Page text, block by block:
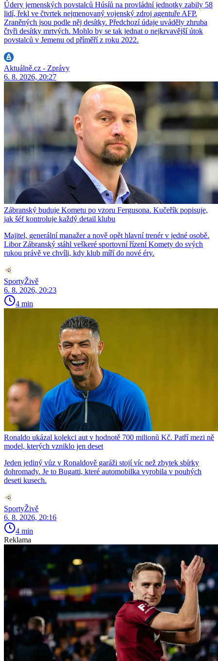
Údery jemenských povstalců Húsíů na provládní jednotky zabily 58
lidí, řekl ve čtvrtek nejmenovaný vojenský zdroj agentuře AFP.
Zraněných jsou podle něj desítky. Předchozí údaje uváděly zhruba
čtyři desítky mrtvých. Mohlo by se tak jednat o nejkrvavější útok
povstalců v Jemenu od příměří z roku 2022.
Aktuálně.cz - Zprávy
6. 8. 2026, 20:27
Zábranský buduje Kometu po vzoru Fergusona. Kučeřík popisuje,
jak šéf kontroluje každý detail klubu
Majitel, generální manažer a nově opět hlavní trenér v jedné osobě.
Libor Zábranský stáhl veškeré sportovní řízení Komety do svých
rukou právě ve chvíli, kdy klub míří do nové éry.
SportyŽivě
6. 8. 2026, 20:23
4 min
Ronaldo ukázal kolekci aut v hodnotě 700 milionů Kč. Patří mezi ně
model, kterých vzniklo jen deset
Jeden jediný vůz v Ronaldově garáži stojí víc než zbytek sbírky
dohromady. Je to Bugatti, které automobilka vyrobila v pouhých
deseti kusech.
SportyŽivě
6. 8. 2026, 20:16
4 min
Reklama